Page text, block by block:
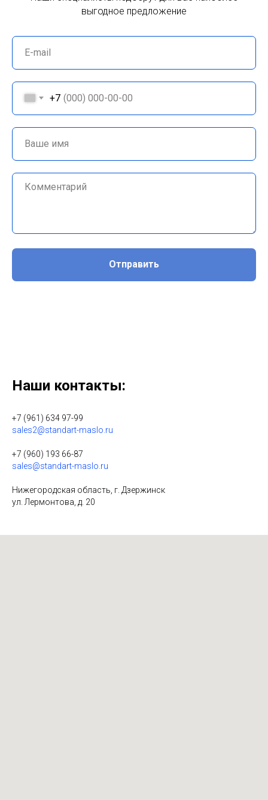
выгодное предложение
+7
Отправить
Наши контакты:
+7 (961) 634 97-99
sales2@standart-maslo.ru
+7 (960) 193 66-87
sales@standart-maslo.ru
Нижегородская область, г. Дзержинск
ул. Лермонтова, д. 20